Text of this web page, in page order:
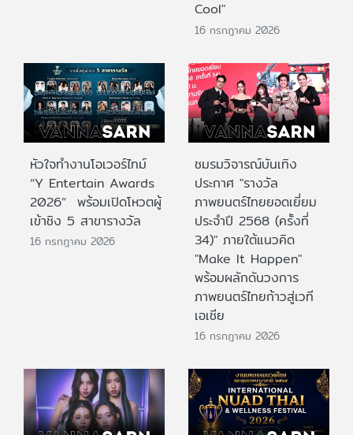
Cool"
16 กรกฎาคม 2026
หัวใจทำงานโอเวอร์ไทม์
“Y Entertain Awards
2026” พร้อมเปิดโหวตผู้
เข้าชิง 5 สาขารางวัล
16 กรกฎาคม 2026
ชมรมวิจารณ์บันเทิง
ประกาศ "รางวัล
ภาพยนตร์ไทยยอดเยี่ยม
ประจําปี 2568 (ครั้งที่
34)" ภายใต้แนวคิด
"Make It Happen"
พร้อมผลักดันวงการ
ภาพยนตร์ไทยก้าวสู่เวที
เอเชีย
16 กรกฎาคม 2026